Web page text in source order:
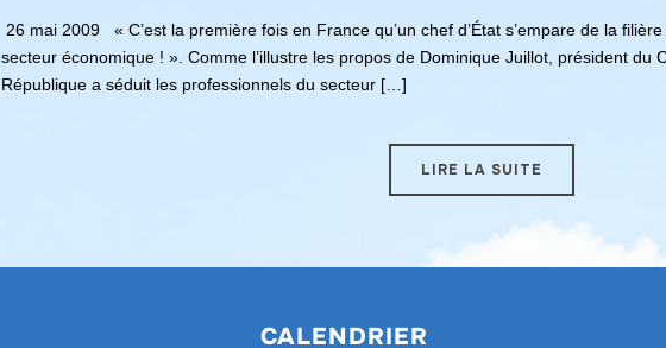
26 mai 2009 « C’est la première fois en France qu’un chef d’État s’empare de la
secteur économique ! ». Comme l’illustre les propos de Dominique Juillot, président du
République a séduit les professionnels du secteur […]
LIRE LA SUITE
CALENDRIER